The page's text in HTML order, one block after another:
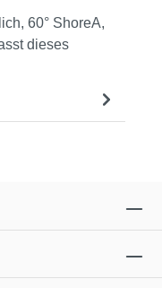
60° ShoreA,
dieses